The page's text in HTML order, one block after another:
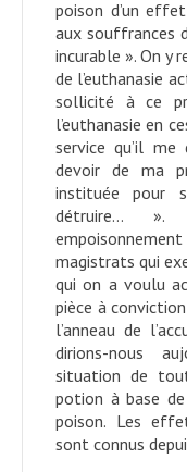
poison d’un
aux souffrances
incurable ». On y
de l’euthanasie
sollicité à ce
l’euthanasie en
service qu’il
devoir de ma
instituée pour
détruire…
magistrats qui
qui on a voulu
pièce à
l’anneau de
dirions-nous
situation de
potion à base
poison. Les
sont connus